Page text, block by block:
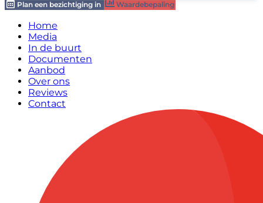
Plan een bezichtiging in
Waardebepaling
Home
Media
In de buurt
Documenten
Aanbod
Over ons
Reviews
Contact